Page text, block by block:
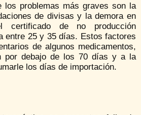
los problemas más graves son la
de divisas y la demora en
certificado de no producción
entre 25 y 35 días. Estos factores
de algunos medicamentos,
por debajo de los 70 días y a la
los días de importación.